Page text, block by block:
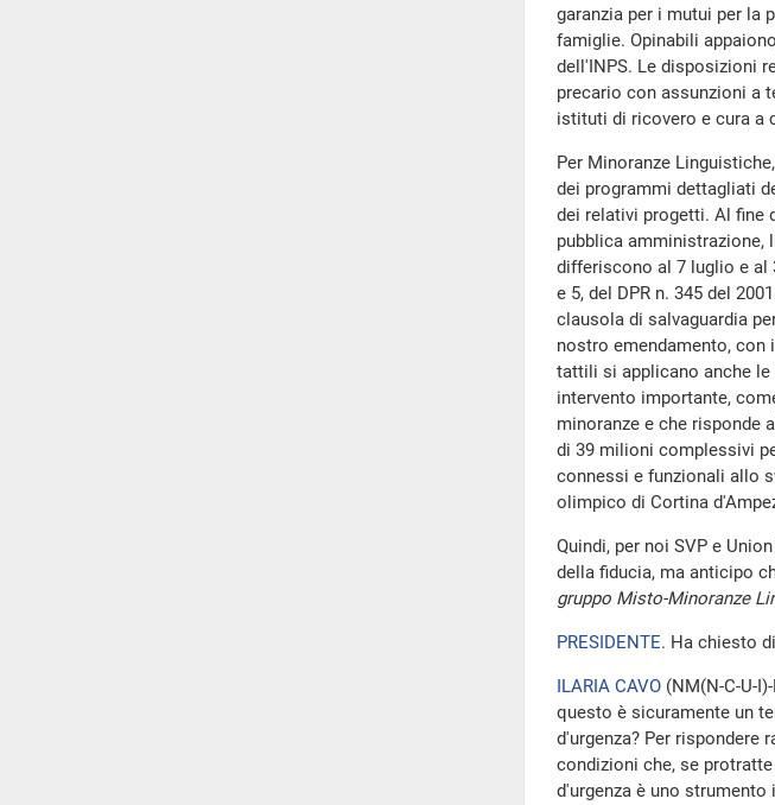
garanzia per i mutui per la
famiglie. Opinabili
dell'INPS. Le disposizioni
precario con assunzioni a
istituti di ricovero e cura a
Per Minoranze
dei programmi dettagliati
dei relativi progetti. Al fine
pubblica amministrazione,
differiscono al 7 luglio e al
e 5, del DPR n. 345 del
clausola di salvaguardia
nostro emendamento, con
tattili si applicano anche
intervento importante,
minoranze e che risponde
di 39 milioni complessivi
connessi e funzionali allo
olimpico di Cortina
Quindi, per noi SVP e
della fiducia, ma anticipo
gruppo Misto-Minoranze
PRESIDENTE. Ha chiesto
ILARIA CAVO (NM(N-C-U-
questo è sicuramente un
d'urgenza? Per rispondere
condizioni che, se
d'urgenza è uno